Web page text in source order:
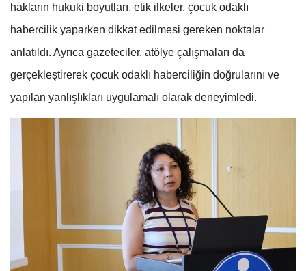
hakların hukuki boyutları, etik ilkeler, çocuk odaklı
habercilik yaparken dikkat edilmesi gereken noktalar
anlatıldı. Ayrıca gazeteciler, atölye çalışmaları da
gerçekleştirerek çocuk odaklı haberciliğin doğrularını ve
yapılan yanlışlıkları uygulamalı olarak deneyimledi.